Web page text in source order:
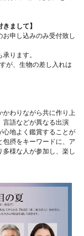
まして】
申し込みのみ受付致し
ります。
が、生物の差し入れは
かわりながら共に作り上
言語などが異なる出演
心地よく鑑賞することが
摂をキーワードに、ア
様な人が参加し、楽し